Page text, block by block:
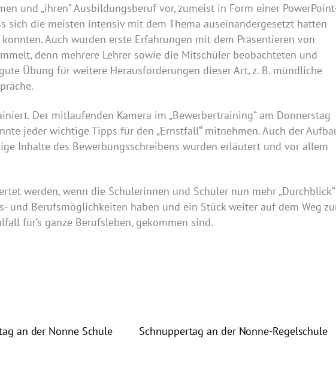
und „ihren“ Ausbildungsberuf vor, zumeist in Form einer
sich die meisten intensiv mit dem Thema auseinandergesetzt hatten
Auch wurden erste Erfahrungen mit dem Präsentieren von
denn mehrere Lehrer sowie die Mitschüler beobachteten und
Übung für weitere Herausforderungen dieser Art, z. B. mündliche
Der mitlaufenden Kamera im „Bewerbertraining“ am Donnerstag
jeder wichtige Tipps für den „Ernstfall“ mitnehmen. Auch der
Inhalte des Bewerbungsschreibens wurden erläutert und vor allem
werden, wenn die Schülerinnen und Schüler nun mehr „Durchblick“
und Berufsmöglichkeiten haben und ein Stück weiter auf dem Weg
für’s ganze Berufsleben, gekommen sind.
an der Nonne Schule Schnuppertag an der Nonne-Regelschule